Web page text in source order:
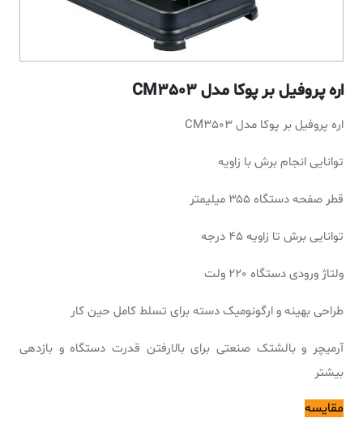
اره پروفیل بر پوکا مدل CM3503
اره پروفیل بر پوکا مدل CM3503
توانایی انجام برش با زاویه
قطر صفحه دستگاه ۳۵۵ میلیمتر
توانایی برش تا زاویه ۴۵ درجه
ولتاژ ورودی دستگاه 220 ولت
طراحی بهینه و ارگونومیک دسته برای تسلط کامل حین کار
آرمیچر و بالشتک صنعتی برای بالارفتن قدرت دستگاه و بازدهی
بیشتر
مقایسه